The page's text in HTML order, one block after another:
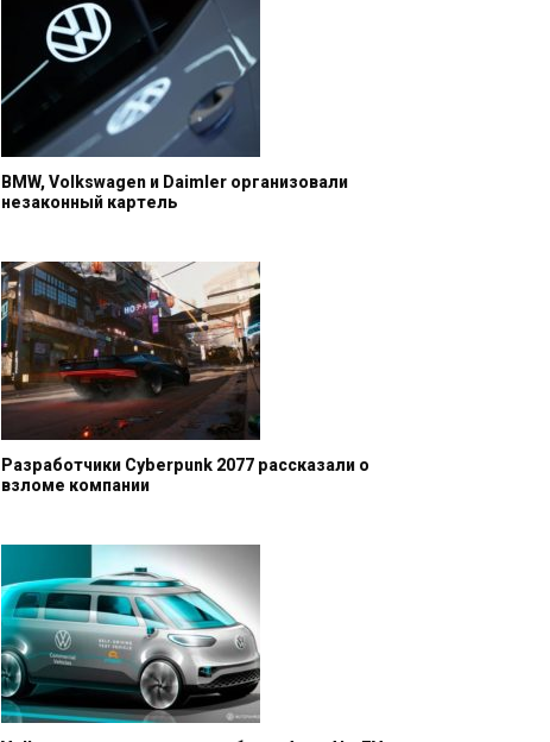
BMW, Volkswagen и Daimler организовали
незаконный картель
Разработчики Cyberpunk 2077 рассказали о
взломе компании